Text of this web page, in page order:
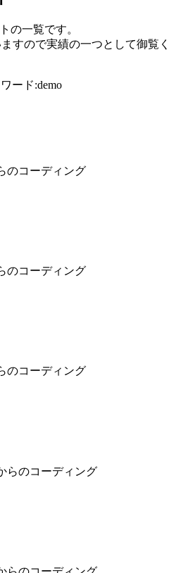
の一覧です。
すので実績の一つとして御覧く
ード:demo
のコーディング
のコーディング
のコーディング
らのコーディング